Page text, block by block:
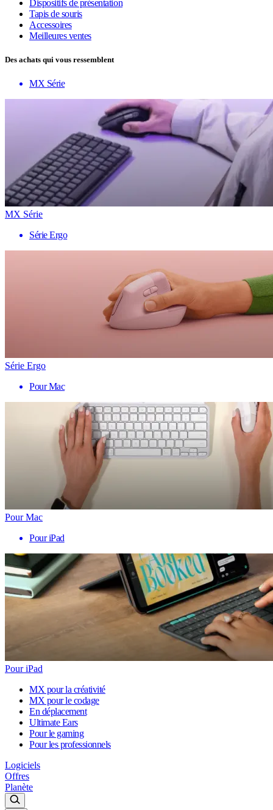
Dispositifs de présentation
Tapis de souris
Accessoires
Meilleures ventes
Des achats qui vous ressemblent
MX Série
MX Série
Série Ergo
Série Ergo
Pour Mac
Pour Mac
Pour iPad
Pour iPad
MX pour la créativité
MX pour le codage
En déplacement
Ultimate Ears
Pour le gaming
Pour les professionnels
Logiciels
Offres
Planète